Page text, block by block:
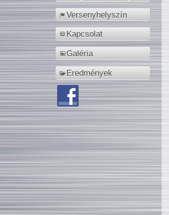
Versenyhelyszín
Kapcsolat
Galéria
Eredmények